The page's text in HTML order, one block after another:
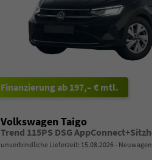
ab 197,– € mtl.
Volkswagen Taigo
unverbindliche Lieferzeit: 15.08.2026 Neuwagen